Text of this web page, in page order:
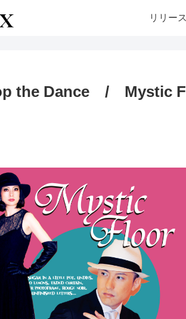
リリー
the Dance / Mystic